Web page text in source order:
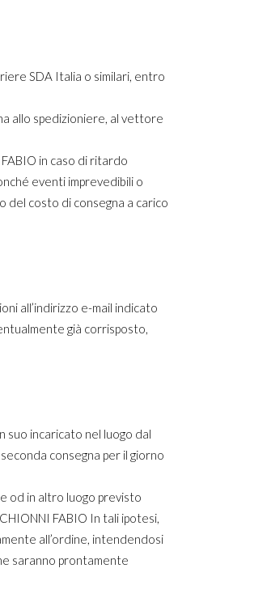
SDA Italia o similari, entro
allo spedizioniere, al vettore
in caso di ritardo
eventi imprevedibili o
del costo di consegna a carico
all’indirizzo e-mail indicato
già corrisposto,
suo incaricato nel luogo dal
consegna per il giorno
od in altro luogo previsto
FABIO In tali ipotesi,
all’ordine, intendendosi
saranno prontamente